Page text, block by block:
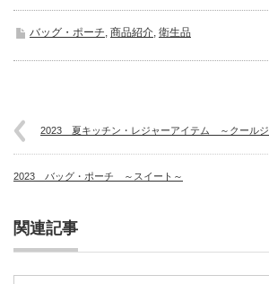
バッグ・ポーチ, 商品紹介, 衛生品
2023 夏キッチン・レジャーアイテム ～クールジ
2023 バッグ・ポーチ ～スイート～
関連記事